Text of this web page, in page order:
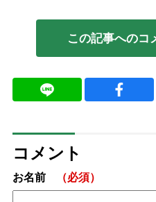
この記事へのコ
コメント
お名前 （必須）